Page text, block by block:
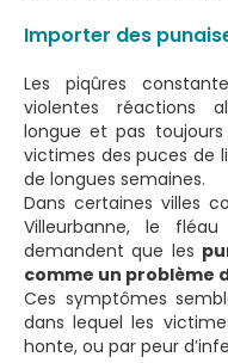
Importer des
Les piqûres
violentes réactions
longue et pas
victimes des puces de
de longues semaines.
Dans certaines villes
Villeurbanne, le
demandent que les
comme un problème
Ces symptômes
dans lequel les
honte, ou par peur